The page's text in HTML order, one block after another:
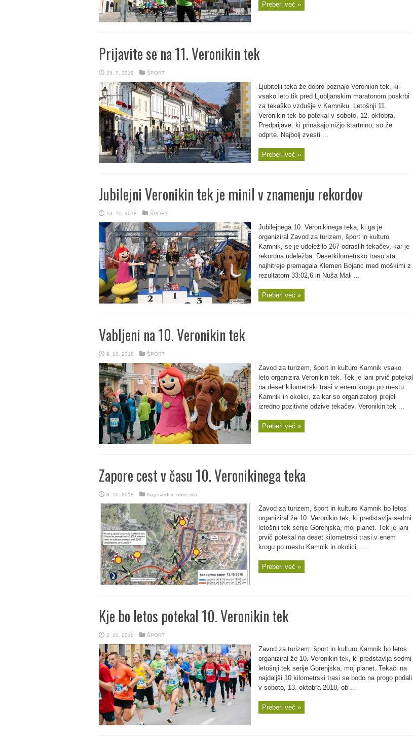
Preberi več »
Prijavite se na 11. Veronikin tek
25. 7. 2019 ŠPORT
Ljubitelji teka že dobro poznajo Veronikin tek, ki
vsako leto tik pred Ljubljanskim maratonom poskrbi
za tekaško vzdušje v Kamniku. Letošnji 11.
Veronikin tek bo potekal v soboto, 12. oktobra.
Predprijave, ki prinašajo nižjo štartnino, so že
odprte. Najbolj zvesti ...
Preberi več »
Jubilejni Veronikin tek je minil v znamenju rekordov
13. 10. 2018 ŠPORT
Jubilejnega 10. Veronikinega teka, ki ga je
organiziral Zavod za turizem, šport in kulturo
Kamnik, se je udeležilo 267 odraslih tekačev, kar je
rekordna udeležba. Desetkilometrsko traso sta
najhitreje premagala Klemen Bojanc med moškimi z
rezultatom 33:02,6 in Nuša Mali ...
Preberi več »
Vabljeni na 10. Veronikin tek
9. 10. 2018 ŠPORT
Zavod za turizem, šport in kulturo Kamnik vsako
leto organizira Veronikin tek. Tek je lani prvič potekal
na deset kilometrski trasi v enem krogu po mestu
Kamnik in okolici, za kar so organizatorji prejeli
izredno pozitivne odzive tekačev. Veronikin tek ...
Preberi več »
Zapore cest v času 10. Veronikinega teka
8. 10. 2018 Napovedi in obvestila
Zavod za turizem, šport in kulturo Kamnik bo letos
organiziral že 10. Veronikin tek, ki predstavlja sedmi
letošnji tek serije Gorenjska, moj planet. Tek je lani
prvič potekal na deset kilometrski trasi v enem
krogu po mestu Kamnik in okolici, ...
Preberi več »
Kje bo letos potekal 10. Veronikin tek
2. 10. 2018 ŠPORT
Zavod za turizem, šport in kulturo Kamnik bo letos
organiziral že 10. Veronikin tek, ki predstavlja sedmi
letošnji tek serije Gorenjska, moj planet. Tekači na
najdaljši 10 kilometrski trasi se bodo na progo podali
v soboto, 13. oktobra 2018, ob ...
Preberi več »